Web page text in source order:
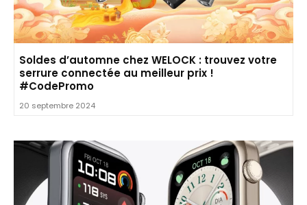
Soldes d’automne chez WELOCK : trouvez votre
serrure connectée au meilleur prix !
#CodePromo
20 septembre 2024